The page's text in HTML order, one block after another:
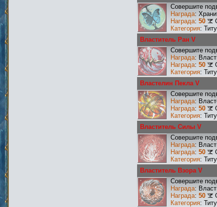
Совершите
Награда:
Награда: 50
Категория:
Властитель Ран V
Совершите
Награда:
Награда: 50
Категория:
Властелин Пекла V
Совершите
Награда:
Награда: 50
Категория:
Властитель Силы V
Совершите
Награда:
Награда: 50
Категория:
Властитель Взора V
Совершите
Награда:
Награда: 50
Категория: